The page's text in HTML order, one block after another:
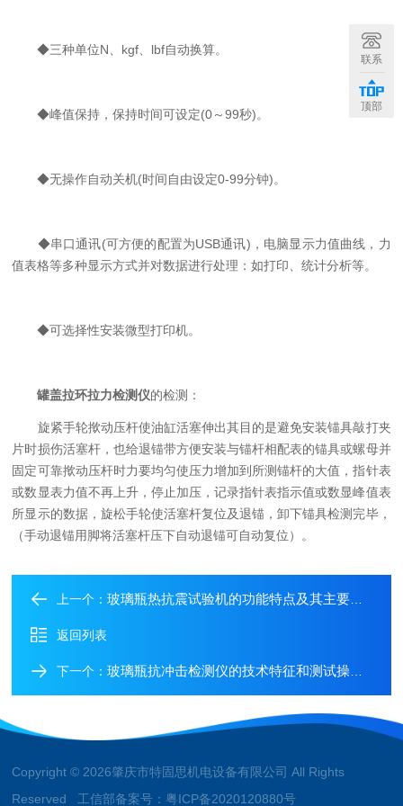
◆三种单位N、kgf、lbf自动换算。
◆峰值保持，保持时间可设定(0～99秒)。
◆无操作自动关机(时间自由设定0-99分钟)。
◆串口通讯(可方便的配置为USB通讯)，电脑显示力值曲线，力
值表格等多种显示方式并对数据进行处理：如打印、统计分析等。
◆可选择性安装微型打印机。
罐盖拉环拉力检测仪的检测：
旋紧手轮揿动压杆使油缸活塞伸出其目的是避免安装锚具敲打夹
片时损伤活塞杆，也给退锚带方便安装与锚杆相配表的锚具或螺母并
固定可靠揿动压杆时力要均匀使压力增加到所测锚杆的大值，指针表
或数显表力值不再上升，停止加压，记录指针表指示值或数显峰值表
所显示的数据，旋松手轮使活塞杆复位及退锚，卸下锚具检测完毕，
（手动退锚用脚将活塞杆压下自动退锚可自动复位）。
上一个：玻璃瓶热抗震试验机的功能特点及其主要应用
返回列表
下一个：玻璃瓶抗冲击检测仪的技术特征和测试操作步骤
Copyright © 2026肇庆市特固思机电设备有限公司 All Rights
Reserved 工信部备案号： 粤ICP备2020120880号
联系
顶部